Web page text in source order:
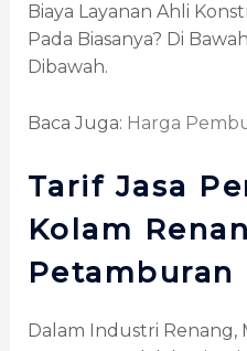
Biaya Layanan Ahli
Pada Biasanya? Di
Dibawah.
Baca Juga: Harga
Tarif Jasa
Kolam
Petamburan
Dalam Industri